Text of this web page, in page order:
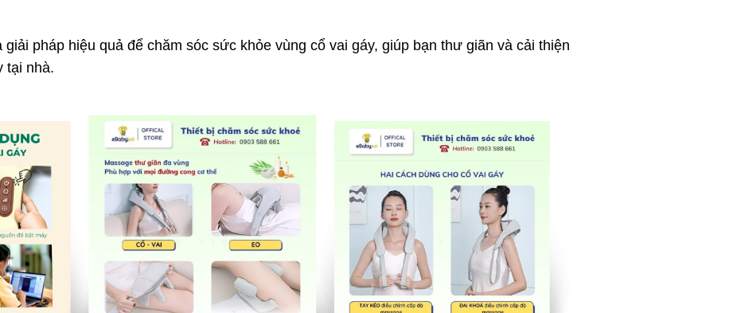
giải pháp hiệu quả để chăm sóc sức khỏe vùng cổ vai gáy, giúp bạn thư giãn và cải thiện
tại nhà.